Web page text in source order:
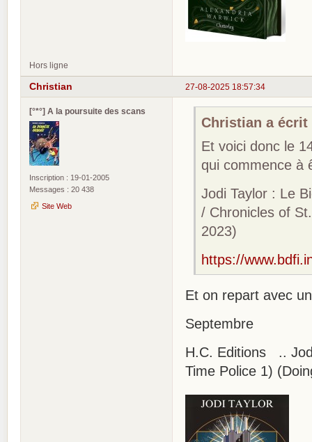
Hors ligne
27-08-2025 18:57:34
Christian
[°*°] A la poursuite des scans
Inscription : 19-01-2005
Messages : 20 438
Site Web
Christian a écrit
Et voici donc le
qui commence à
Jodi Taylor : Le
/ Chronicles of
2023)
https://
Et on repart avec
Septembre
H.C. Editions ..
Time Police 1)